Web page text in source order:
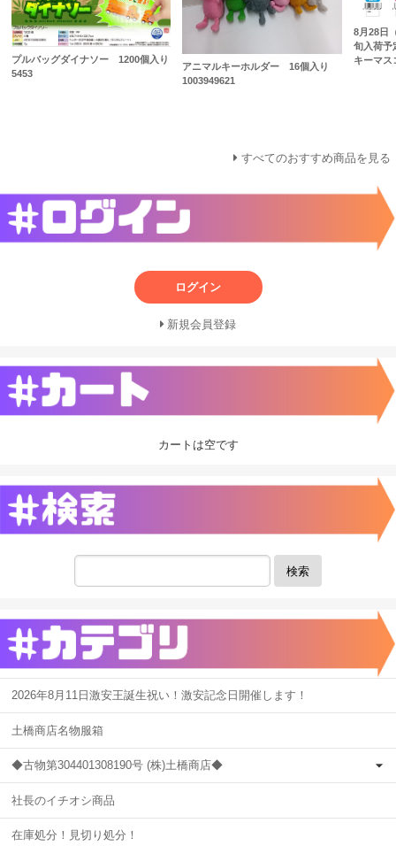
プルバッグダイナソー 1200個入り
5453
アニマルキーホルダー 16個入り
1003949621
8月28日
旬入荷
キーマ
すべてのおすすめ商品を見る
ログイン
新規会員登録
カートは空です
検索
2026年8月11日激安王誕生祝い！激安記念日開催します！
土橋商店名物服箱
◆古物第304401308190号 (株)土橋商店◆
社長のイチオシ商品
在庫処分！見切り処分！